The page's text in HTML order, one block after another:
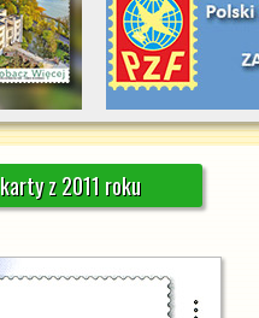
karty z 2011 roku